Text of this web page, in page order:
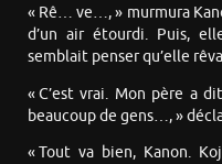
« Rê… ve…, » murmura
d’un air étourdi. Puis,
semblait penser qu’elle
« C’est vrai. Mon père a
beaucoup de gens…, »
« Tout va bien, Kanon.